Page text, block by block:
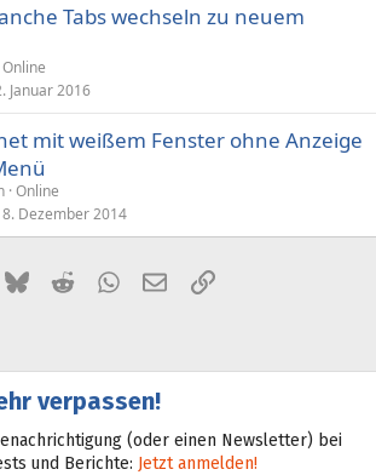
Tabs wechseln zu neuem
Online
Januar 2016
mit weißem Fenster ohne Anzeige
Online
8. Dezember 2014
(Twitter)
BlueskyRedditWhatsApp
E-MailLink
verpassen!
(oder einen Newsletter) bei
und Berichte: Jetzt anmelden!